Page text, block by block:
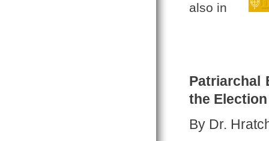
also in
Patriarchal
the
By Dr.